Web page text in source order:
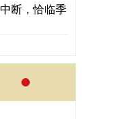
断，恰临季